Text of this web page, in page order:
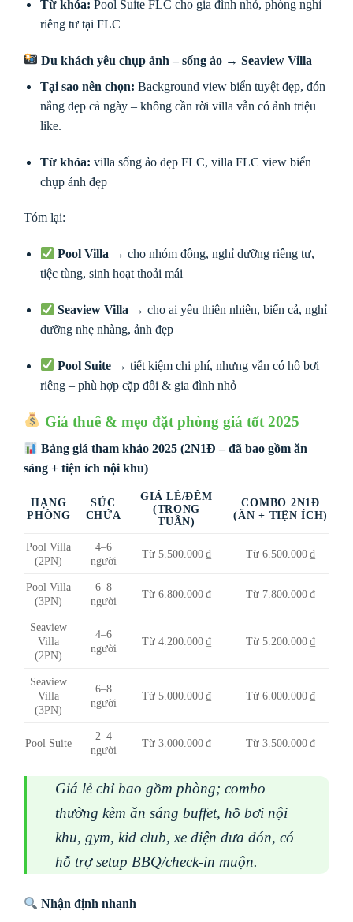
Từ khóa: Pool Suite FLC cho gia đình nhỏ, phòng nghỉ
riêng tư tại FLC
Du khách yêu chụp ảnh – sống ảo →Seaview Villa
Tại sao nên chọn: Background view biển tuyệt đẹp, đón
nắng đẹp cả ngày – không cần rời villa vẫn có ảnh triệu
like.
Từ khóa: villa sống ảo đẹp FLC, villa FLC view biển
chụp ảnh đẹp
Tóm lại:
Pool Villa → cho nhóm đông, nghỉ dưỡng riêng tư,
tiệc tùng, sinh hoạt thoải mái
Seaview Villa → cho ai yêu thiên nhiên, biển cả, nghỉ
dưỡng nhẹ nhàng, ảnh đẹp
Pool Suite → tiết kiệm chi phí, nhưng vẫn có hồ bơi
riêng – phù hợp cặp đôi & gia đình nhỏ
Giá thuê & mẹo đặt phòng giá tốt 2025
Bảng giá tham khảo 2025 (2N1Đ – đã bao gồm ăn
sáng + tiện ích nội khu)
HẠNG
PHÒNG
SỨC
CHỨA
GIÁ LẺ/ĐÊM
(TRONG
TUẦN)
COMBO 2N1Đ
(ĂN + TIỆN ÍCH)
Pool Villa
(2PN)
4–6
người
Từ 5.500.000 ₫ Từ 6.500.000 ₫
Pool Villa
(3PN)
6–8
người
Từ 6.800.000 ₫ Từ 7.800.000 ₫
Seaview
Villa
(2PN)
4–6
người
Từ 4.200.000 ₫ Từ 5.200.000 ₫
Seaview
Villa
(3PN)
6–8
người
Từ 5.000.000 ₫ Từ 6.000.000 ₫
Pool Suite
2–4
người
Từ 3.000.000 ₫ Từ 3.500.000 ₫
Giá lẻ chỉ bao gồm phòng; combo
thường kèm ăn sáng buffet, hồ bơi nội
khu, gym, kid club, xe điện đưa đón, có
hỗ trợ setup BBQ/check‑in muộn.
Nhận định nhanh